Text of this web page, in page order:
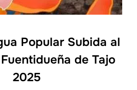
Popular Subida al
de Tajo
2025